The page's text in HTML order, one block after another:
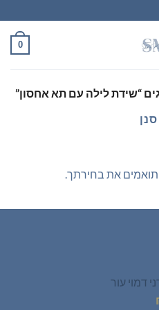
0
“שידת לילה עם תא אחסון”
סנן
את בחירתך.
דמוי עור
המחיר